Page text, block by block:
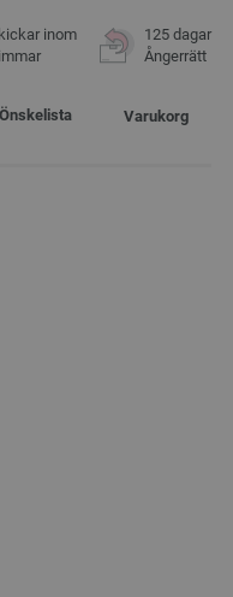
inom
125 dagar
Ångerrätt
Önskelista Varukorg